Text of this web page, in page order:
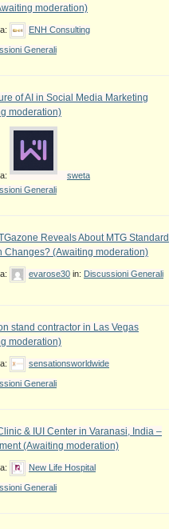
moderation)
ENH Consulting
Generali
of AI in Social Media Marketing
moderation)
sweta
Generali
Reveals About MTG Standard
Changes? (Awaiting moderation)
evarose30 in: Discussioni Generali
stand contractor in Las Vegas
moderation)
sensationsworldwide
Generali
& IUI Center in Varanasi, India –
(Awaiting moderation)
New Life Hospital
Generali